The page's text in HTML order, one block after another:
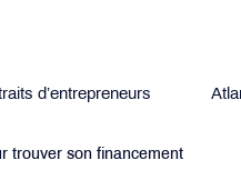
d’entrepreneurs
trouver son financement